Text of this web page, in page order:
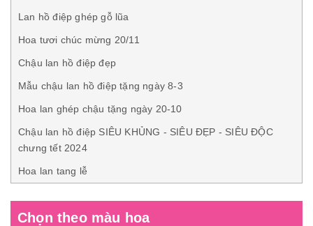
Lan hồ điệp ghép gỗ lũa
Hoa tươi chúc mừng 20/11
Chậu lan hồ điệp đẹp
Mẫu chậu lan hồ điệp tặng ngày 8-3
Hoa lan ghép chậu tặng ngày 20-10
Chậu lan hồ điệp SIÊU KHỦNG - SIÊU ĐẸP - SIÊU ĐỘC
chưng tết 2024
Hoa lan tang lễ
Chọn theo màu hoa